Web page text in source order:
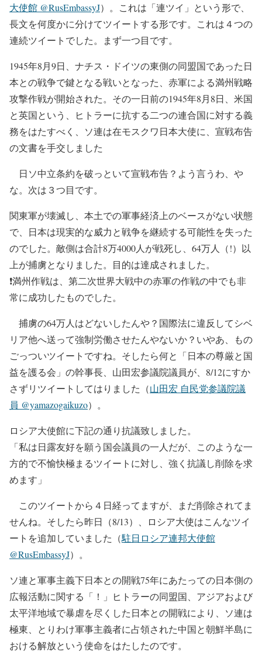
大使館 @RusEmbassyJ）。これは「連ツイ」という形で、
長文を何度かに分けてツイートする形です。これは４つの
連続ツイートでした。まず一つ目です。
1945年8月9日、ナチス・ドイツの東側の同盟国であった日
本との戦争で鍵となる戦いとなった、赤軍による満州戦略
攻撃作戦が開始された。その一日前の1945年8月8日、米国
と英国という、ヒトラーに抗する二つの連合国に対する義
務をはたすべく、ソ連は在モスクワ日本大使に、宣戦布告
の文書を手交しました
日ソ中立条約を破っといて宣戦布告？よう言うわ、や
な。次は３つ目です。
関東軍が壊滅し、本土での軍事経済上のベースがない状態
で、日本は現実的な威力と戦争を継続する可能性を失った
のでした。敵側は合計8万4000人が戦死し、64万人（!）以
上が捕虜となりました。目的は達成されました。
❗満州作戦は、第二次世界大戦中の赤軍の作戦の中でも非
常に成功したものでした。
捕虜の64万人はどないしたんや？国際法に違反してシベ
リア他へ送って強制労働させたんやないか？いやあ、もの
ごっついツイートですね。そしたら何と「日本の尊厳と国
益を護る会」の幹事長、山田宏参議院議員が、8/12にすか
さずリツイートしてはりました（山田宏 自民党参議院議
員 @yamazogaikuzo）。
ロシア大使館に下記の通り抗議致しました。
「私は日露友好を願う国会議員の一人だが、このような一
方的で不愉快極まるツイートに対し、強く抗議し削除を求
めます」
このツイートから４日経ってますが、まだ削除されてま
せんね。そしたら昨日（8/13）、ロシア大使はこんなツイ
ートを追加していました（駐日ロシア連邦大使館
@RusEmbassyJ）。
ソ連と軍事主義下日本との開戦75年にあたっての日本側の
広報活動に関する「！」ヒトラーの同盟国、アジアおよび
太平洋地域で暴虐を尽くした日本との開戦により、ソ連は
極東、とりわけ軍事主義者に占領された中国と朝鮮半島に
おける解放という使命をはたしたのです。